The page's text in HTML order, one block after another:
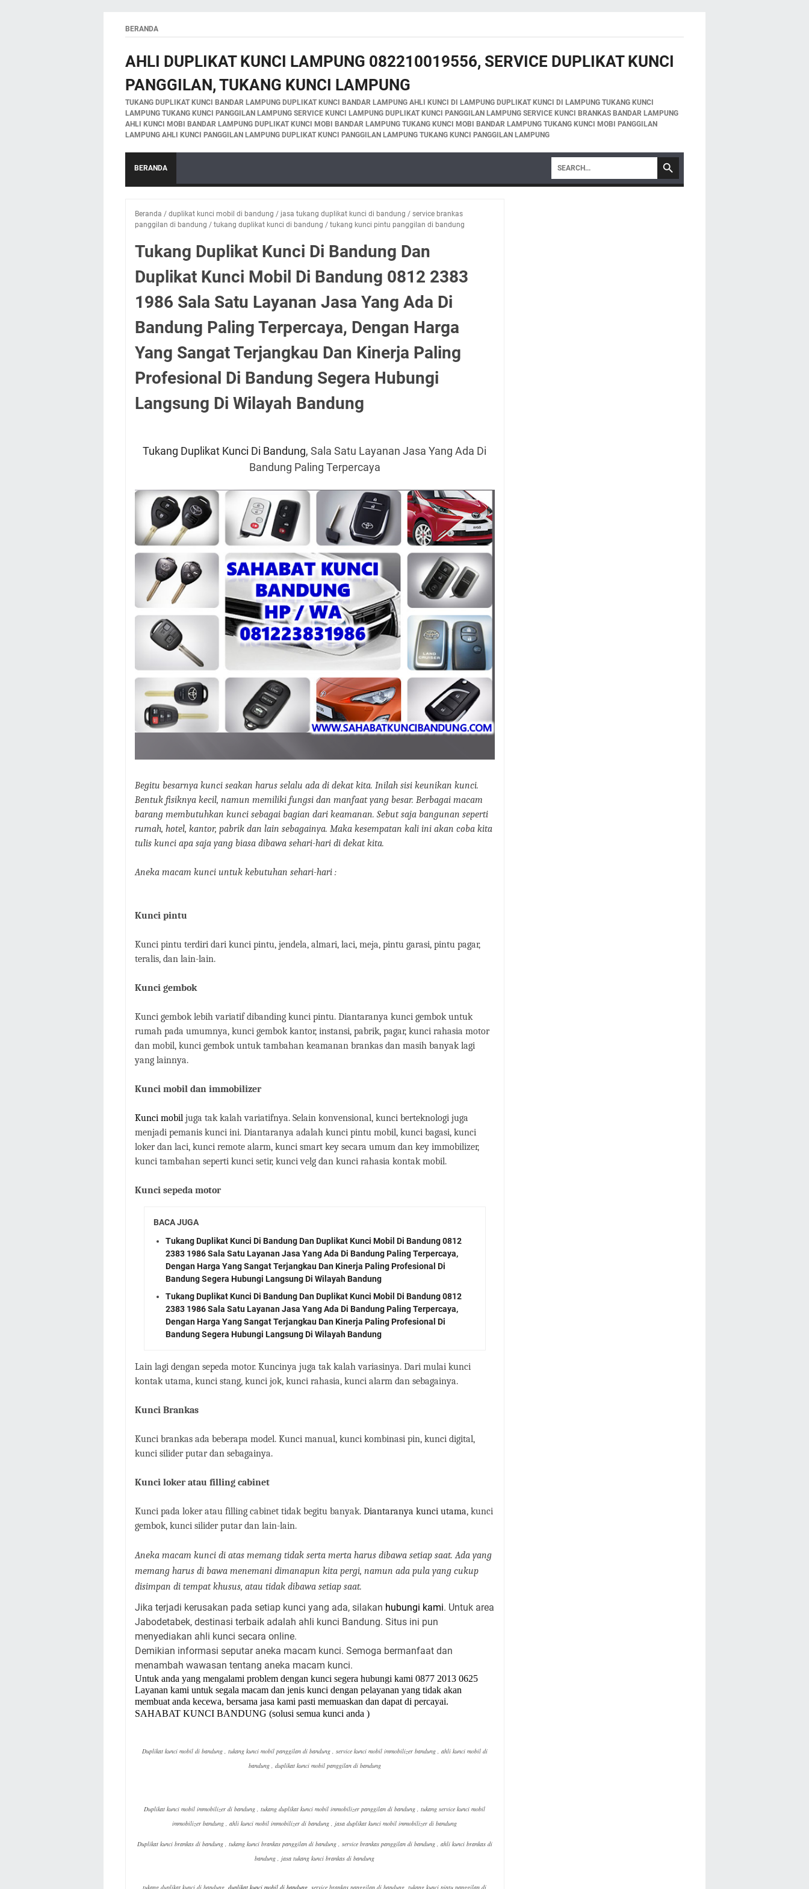
BERANDA
AHLI DUPLIKAT KUNCI LAMPUNG 082210019556, SERVICE DUPLIKAT KUNCI
PANGGILAN, TUKANG KUNCI LAMPUNG
TUKANG DUPLIKAT KUNCI BANDAR LAMPUNG DUPLIKAT KUNCI BANDAR LAMPUNG AHLI KUNCI DI LAMPUNG DUPLIKAT KUNCI DI LAMPUNG TUKANG KUNCI
LAMPUNG TUKANG KUNCI PANGGILAN LAMPUNG SERVICE KUNCI LAMPUNG DUPLIKAT KUNCI PANGGILAN LAMPUNG SERVICE KUNCI BRANKAS BANDAR LAMPUNG
AHLI KUNCI MOBI BANDAR LAMPUNG DUPLIKAT KUNCI MOBI BANDAR LAMPUNG TUKANG KUNCI MOBI BANDAR LAMPUNG TUKANG KUNCI MOBI PANGGILAN
LAMPUNG AHLI KUNCI PANGGILAN LAMPUNG DUPLIKAT KUNCI PANGGILAN LAMPUNG TUKANG KUNCI PANGGILAN LAMPUNG
BERANDA
Beranda / duplikat kunci mobil di bandung / jasa tukang duplikat kunci di bandung / service brankas
panggilan di bandung / tukang duplikat kunci di bandung / tukang kunci pintu panggilan di bandung
Tukang Duplikat Kunci Di Bandung Dan
Duplikat Kunci Mobil Di Bandung 0812 2383
1986 Sala Satu Layanan Jasa Yang Ada Di
Bandung Paling Terpercaya, Dengan Harga
Yang Sangat Terjangkau Dan Kinerja Paling
Profesional Di Bandung Segera Hubungi
Langsung Di Wilayah Bandung
Tukang Duplikat Kunci Di Bandung, Sala Satu Layanan Jasa Yang Ada Di
Bandung Paling Terpercaya
Begitu besarnya kunci seakan harus selalu ada di dekat kita. Inilah sisi keunikan kunci.
Bentuk fisiknya kecil, namun memiliki fungsi dan manfaat yang besar. Berbagai macam
barang membutuhkan kunci sebagai bagian dari keamanan. Sebut saja bangunan seperti
rumah, hotel, kantor, pabrik dan lain sebagainya. Maka kesempatan kali ini akan coba kita
tulis kunci apa saja yang biasa dibawa sehari-hari di dekat kita.
Aneka macam kunci untuk kebutuhan sehari-hari :
Kunci pintu
Kunci pintu terdiri dari kunci pintu, jendela, almari, laci, meja, pintu garasi, pintu pagar,
teralis, dan lain-lain.
Kunci gembok
Kunci gembok lebih variatif dibanding kunci pintu. Diantaranya kunci gembok untuk
rumah pada umumnya, kunci gembok kantor, instansi, pabrik, pagar, kunci rahasia motor
dan mobil, kunci gembok untuk tambahan keamanan brankas dan masih banyak lagi
yang lainnya.
Kunci mobil dan immobilizer
Kunci mobil juga tak kalah variatifnya. Selain konvensional, kunci berteknologi juga
menjadi pemanis kunci ini. Diantaranya adalah kunci pintu mobil, kunci bagasi, kunci
loker dan laci, kunci remote alarm, kunci smart key secara umum dan key immobilizer,
kunci tambahan seperti kunci setir, kunci velg dan kunci rahasia kontak mobil.
Kunci sepeda motor
BACA JUGA
Tukang Duplikat Kunci Di Bandung Dan Duplikat Kunci Mobil Di Bandung 0812
2383 1986 Sala Satu Layanan Jasa Yang Ada Di Bandung Paling Terpercaya,
Dengan Harga Yang Sangat Terjangkau Dan Kinerja Paling Profesional Di
Bandung Segera Hubungi Langsung Di Wilayah Bandung
Tukang Duplikat Kunci Di Bandung Dan Duplikat Kunci Mobil Di Bandung 0812
2383 1986 Sala Satu Layanan Jasa Yang Ada Di Bandung Paling Terpercaya,
Dengan Harga Yang Sangat Terjangkau Dan Kinerja Paling Profesional Di
Bandung Segera Hubungi Langsung Di Wilayah Bandung
Lain lagi dengan sepeda motor. Kuncinya juga tak kalah variasinya. Dari mulai kunci
kontak utama, kunci stang, kunci jok, kunci rahasia, kunci alarm dan sebagainya.
Kunci Brankas
Kunci brankas ada beberapa model. Kunci manual, kunci kombinasi pin, kunci digital,
kunci silider putar dan sebagainya.
Kunci loker atau filling cabinet
Kunci pada loker atau filling cabinet tidak begitu banyak. Diantaranya kunci utama, kunci
gembok, kunci silider putar dan lain-lain.
Aneka macam kunci di atas memang tidak serta merta harus dibawa setiap saat. Ada yang
memang harus di bawa menemani dimanapun kita pergi, namun ada pula yang cukup
disimpan di tempat khusus, atau tidak dibawa setiap saat.
Jika terjadi kerusakan pada setiap kunci yang ada, silakan hubungi kami. Untuk area
Jabodetabek, destinasi terbaik adalah ahli kunci Bandung. Situs ini pun
menyediakan ahli kunci secara online.
Demikian informasi seputar aneka macam kunci. Semoga bermanfaat dan
menambah wawasan tentang aneka macam kunci.
Untuk anda yang mengalami problem dengan kunci segera hubungi kami 0877 2013 0625
Layanan kami untuk segala macam dan jenis kunci dengan pelayanan yang tidak akan
membuat anda kecewa, bersama jasa kami pasti memuaskan dan dapat di percayai.
SAHABAT KUNCI BANDUNG (solusi semua kunci anda )
Duplikat kunci mobil di bandung , tukang kunci mobil panggilan di bandung , service kunci mobilimmobilizer bandung , ahli kunci mobil di
bandung , duplikat kunci mobil panggilan di bandung
Duplikat kunci mobil immobilizer di bandung ,tukangduplikat kunci mobil immobilizer panggilan di bandung ,tukang service kunci mobil
immobilizer bandung , ahli kunci mobil immobilizer di bandung , jasa duplikatkunci mobil immobilizer di bandung
Duplikat kunci brankas di bandung , tukang kunci brankas panggilan di bandung , service brankaspanggilan di bandung , ahli kunci brankas di
bandung , jasa tukangkunci brankas di bandung
tukang duplikat kunci di bandung,duplikat kunci mobil di bandung , service brankas panggilan di bandung, tukang kunci pintu panggilan di